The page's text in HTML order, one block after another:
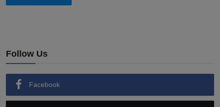
Follow Us
Facebook